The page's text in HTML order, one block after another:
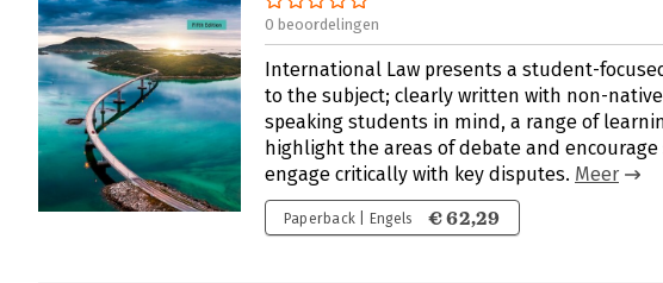
0 beoordelingen
International Law presents a student-
to the subject; clearly written with non-
speaking students in mind, a range of
highlight the areas of debate and
engage critically with key disputes. Meer
Paperback | Engels € 62,29